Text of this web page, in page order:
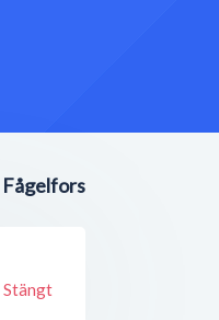
Fågelfors
Stängt